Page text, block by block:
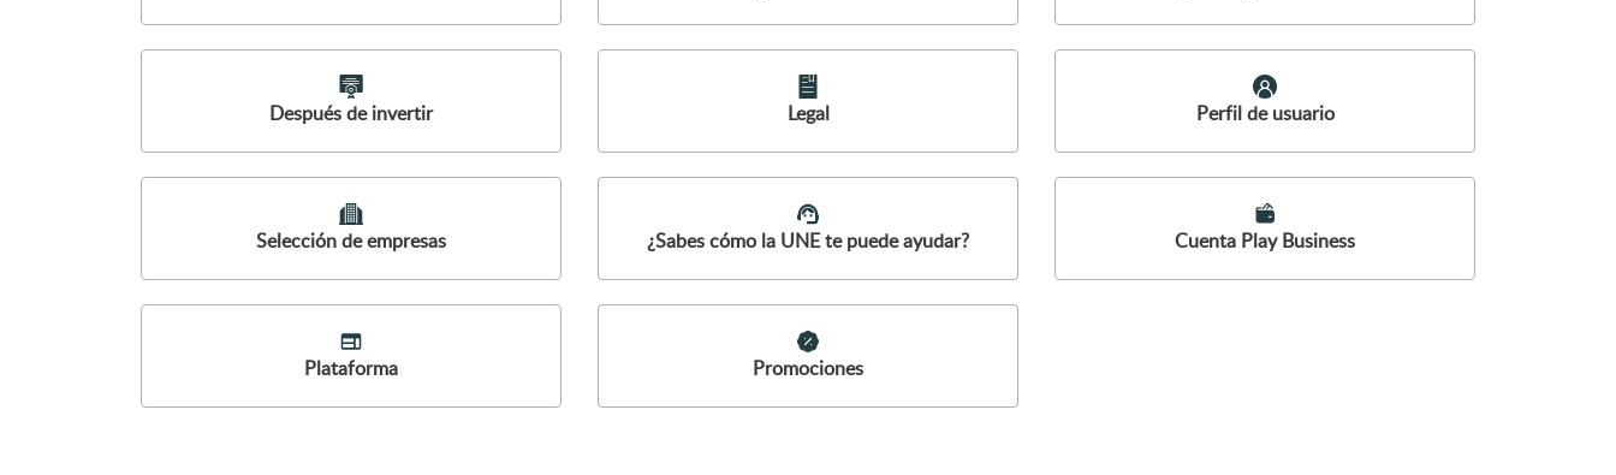
Después de invertir Legal Perfil de usuario
Selección de empresas ¿Sabes cómo la UNE te puede ayudar? Cuenta Play Business
Plataforma Promociones